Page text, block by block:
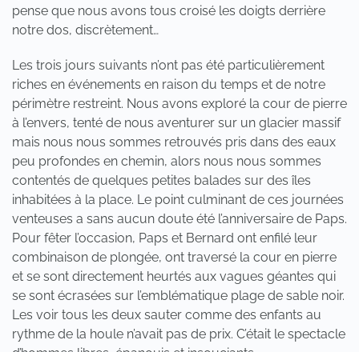
pense que nous avons tous croisé les doigts derrière
notre dos, discrètement…
Les trois jours suivants n’ont pas été particulièrement
riches en événements en raison du temps et de notre
périmètre restreint. Nous avons exploré la cour de pierre
à l’envers, tenté de nous aventurer sur un glacier massif
mais nous nous sommes retrouvés pris dans des eaux
peu profondes en chemin, alors nous nous sommes
contentés de quelques petites balades sur des îles
inhabitées à la place. Le point culminant de ces journées
venteuses a sans aucun doute été l’anniversaire de Paps.
Pour fêter l’occasion, Paps et Bernard ont enfilé leur
combinaison de plongée, ont traversé la cour en pierre
et se sont directement heurtés aux vagues géantes qui
se sont écrasées sur l’emblématique plage de sable noir.
Les voir tous les deux sauter comme des enfants au
rythme de la houle n’avait pas de prix. C’était le spectacle